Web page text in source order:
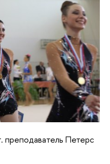
преподаватель Петерс